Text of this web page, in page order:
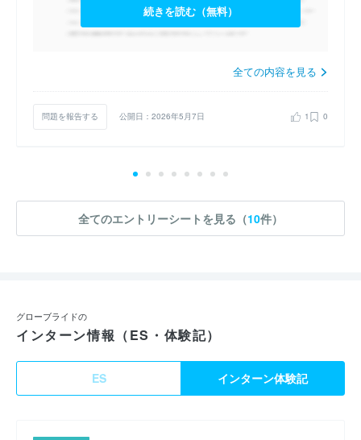
続きを読む（無料）
全ての内容を見る
問題を報告する 公開日：2026年5月7日 1 0
全てのエントリーシートを見る（10件）
グローブライドの
インターン情報（ES・体験記）
ES インターン体験記